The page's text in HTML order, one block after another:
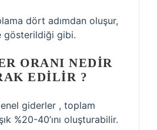
dört adımdan oluşur,
gösterildiği gibi.
ORANI NEDIR
EDILIR ?
giderler , toplam
%20-40’ını oluşturabilir.